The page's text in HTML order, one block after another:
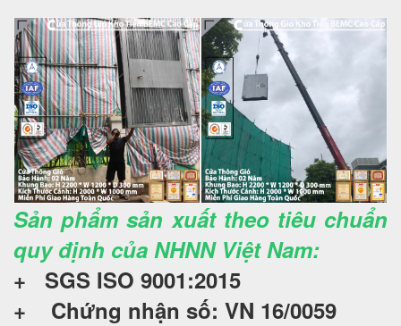
Sản phẩm sản xuất theo tiêu chuẩn
quy định của NHNN Việt Nam:
+ SGS ISO 9001:2015
+ Chứng nhận số: VN 16/0059